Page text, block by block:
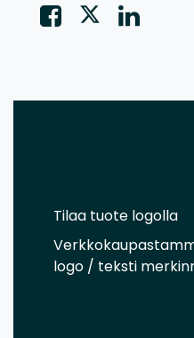
Tilaa tuote logolla
logo / teksti